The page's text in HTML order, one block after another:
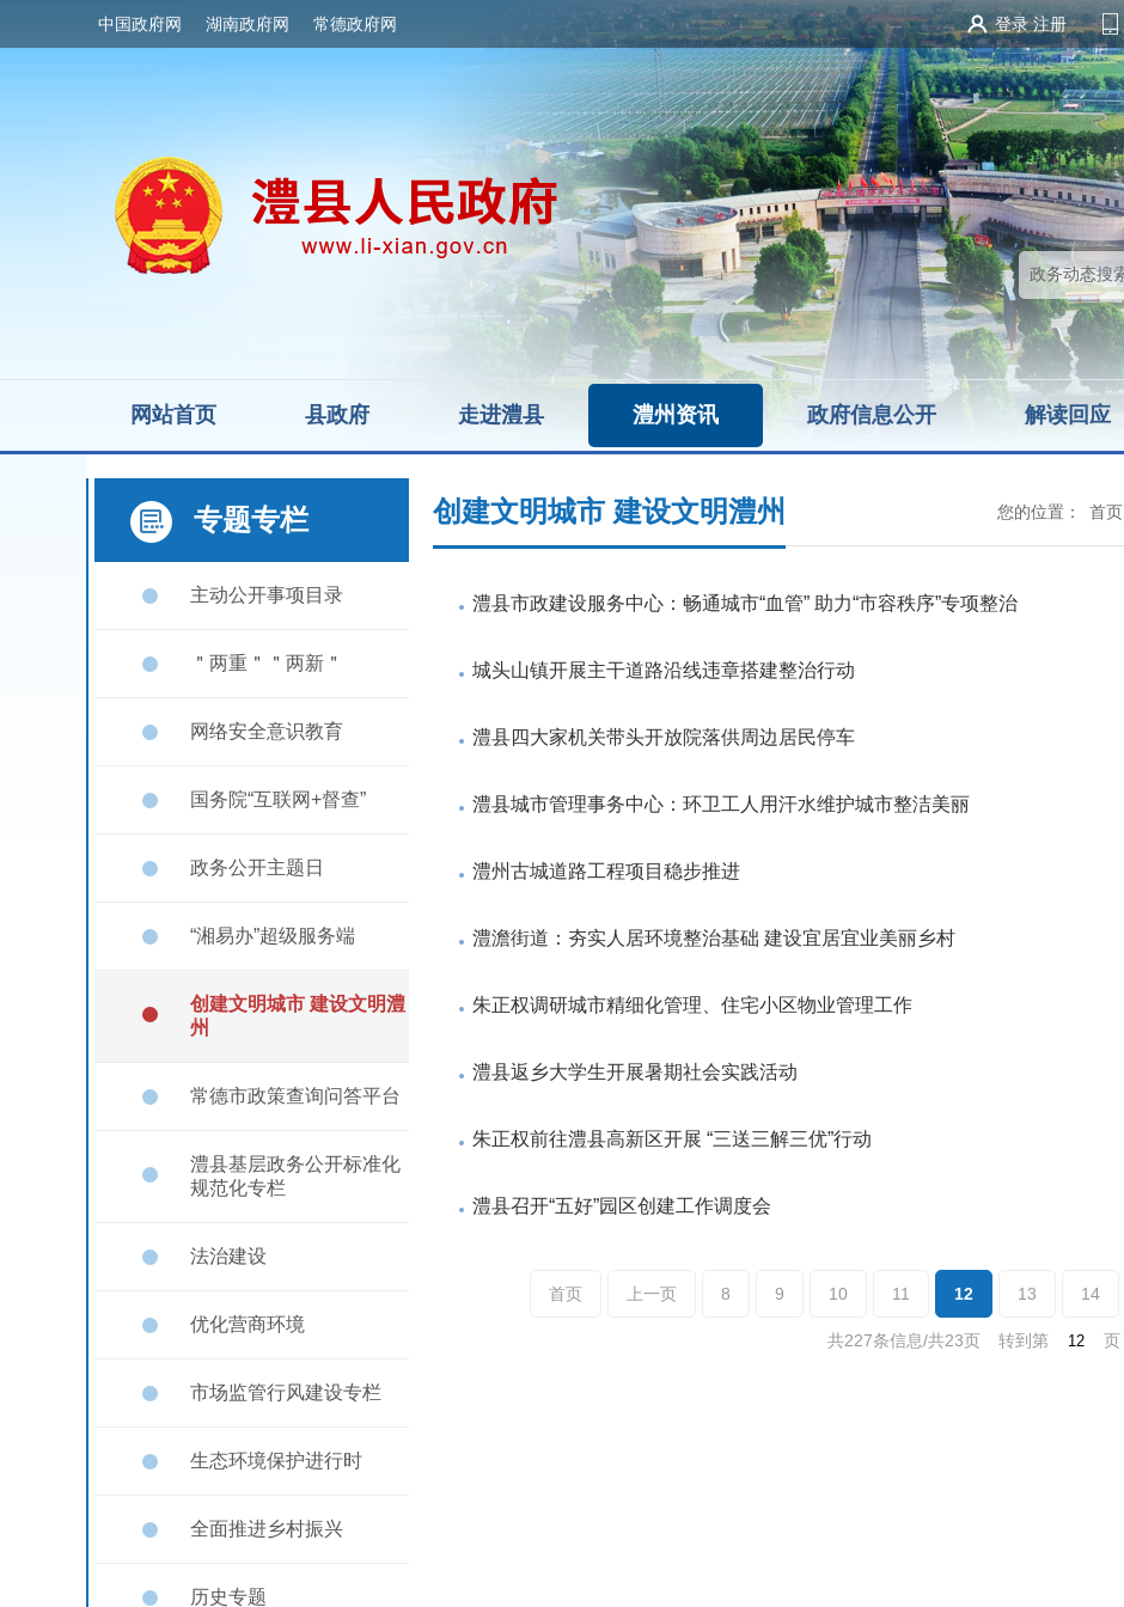
登录 注册
中国政府网 湖南政府网 常德政府网
网站首页 县政府 走进澧县 澧州资讯 政府信息公开 解读回应
 专题专栏
主动公开事项目录
＂两重＂＂两新＂
网络安全意识教育
国务院“互联网+督查”
政务公开主题日
“湘易办”超级服务端
创建文明城市 建设文明澧
州
常德市政策查询问答平台
澧县基层政务公开标准化
规范化专栏
法治建设
优化营商环境
市场监管行风建设专栏
生态环境保护进行时
全面推进乡村振兴
历史专题
您的位置： 首页
创建文明城市 建设文明澧州
澧县市政建设服务中心：畅通城市“血管” 助力“市容秩序”专项整治
城头山镇开展主干道路沿线违章搭建整治行动
澧县四大家机关带头开放院落供周边居民停车
澧县城市管理事务中心：环卫工人用汗水维护城市整洁美丽
澧州古城道路工程项目稳步推进
澧澹街道：夯实人居环境整治基础 建设宜居宜业美丽乡村
朱正权调研城市精细化管理、住宅小区物业管理工作
澧县返乡大学生开展暑期社会实践活动
朱正权前往澧县高新区开展 “三送三解三优”行动
澧县召开“五好”园区创建工作调度会
首页 上一页 8 9 10 11 12 13 14
共227条信息/共23页 转到第 页